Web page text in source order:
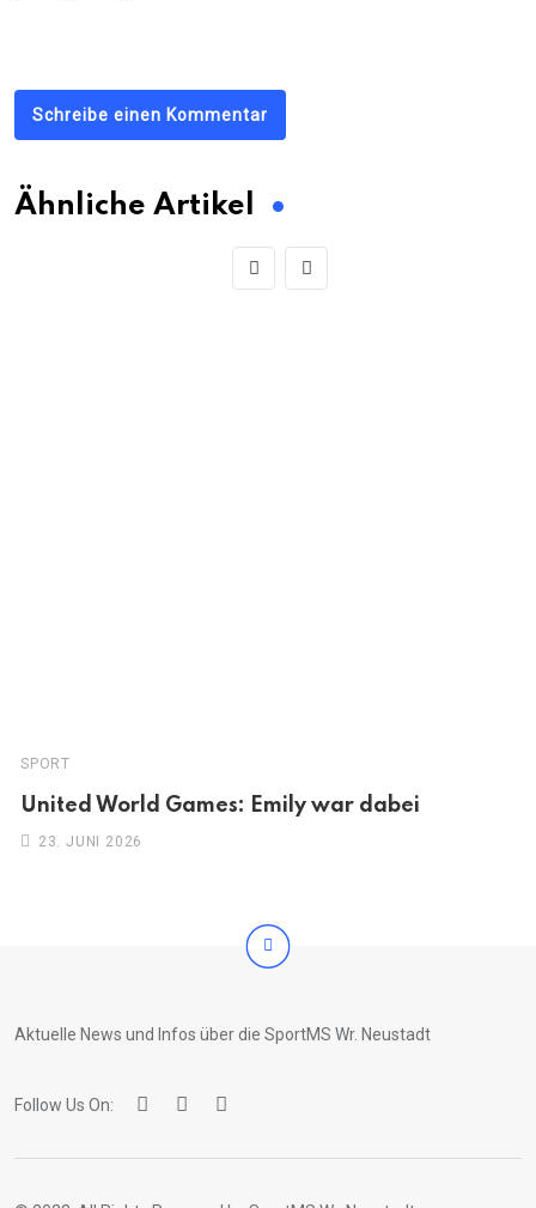
Schreibe einen Kommentar
Ähnliche Artikel
SPORT
United World Games: Emily war dabei
23. JUNI 2026
Aktuelle News und Infos über die SportMS Wr. Neustadt
Follow Us On: